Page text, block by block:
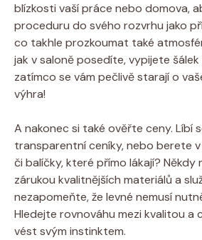
blízkosti vaší⁢ práce nebo domova,
proceduru ⁢do svého rozvrhu jako
co ⁢takhle​ prozkoumat také
jak v saloně ‌posedíte, vypijete
zatímco ‌se vám⁣ pečlivě starají o
výhra!
A nakonec si také ověřte⁤ ceny. Líbí
⁢transparentní ⁢ceníky, nebo berete
či balíčky, které přímo ​lákají? Někdy
zárukou kvalitnějších materiálů ⁣a
nezapomeňte,‌ že​ levné nemusí
Hledejte rovnováhu mezi kvalitou ‌a
vést svým‌ instinktem.